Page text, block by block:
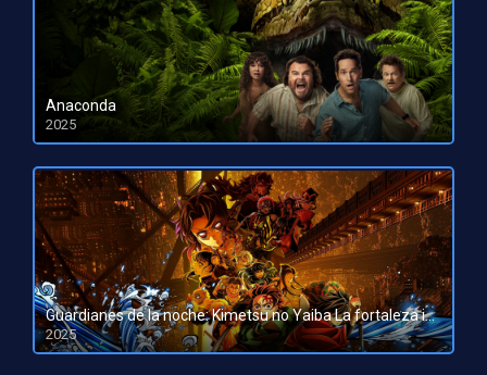
Anaconda
2025
HD 1080pHD 720p
Guardianes de la noche: Kimetsu no Yaiba La fortaleza infinita
2025
HD 1080pHD 720p